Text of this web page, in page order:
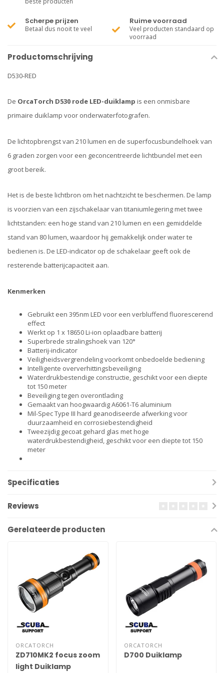
Scherpe prijzen
Betaal dus nooit te veel
Ruime voorraad
Veel producten standaard op
voorraad
Productomschrijving
D530-RED
De OrcaTorch D530 rode LED-duiklamp is een onmisbare
primaire duiklamp voor onderwaterfotografen.
De lichtopbrengst van 210 lumen en de superfocusbundelhoek van
6 graden zorgen voor een geconcentreerde lichtbundel met een
groot bereik.
Het is de beste lichtbron om het nachtzicht te beschermen. De lamp
is voorzien van een zijschakelaar van titaniumlegering met twee
lichtstanden: een hoge stand van 210 lumen en een gemiddelde
stand van 80 lumen, waardoor hij gemakkelijk onder water te
bedienen is. De LED-indicator op de schakelaar geeft ook de
resterende batterijcapaciteit aan.
Kenmerken
Gebruikt een 395nm LED voor een verbluffend fluorescerend
effect
Werkt op 1 x 18650 Li-ion oplaadbare batterij
Superbrede stralingshoek van 120°
Batterij-indicator
Veiligheidsvergrendeling voorkomt onbedoelde bediening
Intelligente oververhittingsbeveiliging
Waterdrukbestendige constructie, geschikt voor een diepte
tot 150 meter
Beveiliging tegen overontlading
Gemaakt van hoogwaardig A6061-T6 aluminium
Mil-Spec Type III hard geanodiseerde afwerking voor
duurzaamheid en corrosiebestendigheid
Tweezijdig gecoat gehard glas met hoge
waterdrukbestendigheid, geschikt voor een diepte tot 150
meter
Specificaties
Reviews
Gerelateerde producten
ORCATORCH
ZD710MK2 focus zoom
light Duiklamp
ORCATORCH
D700 Duiklamp